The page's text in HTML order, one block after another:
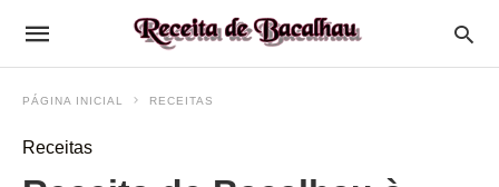
PÁGINA INICIAL RECEITAS
Receitas